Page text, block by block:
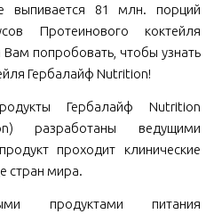
выпивается 81 млн. порций
Протеинового коктейля
попробовать, чтобы узнать
Гербалайф Nutrition!
Гербалайф Nutrition
разработаны ведущими
проходит клинические
стран мира.
продуктами питания